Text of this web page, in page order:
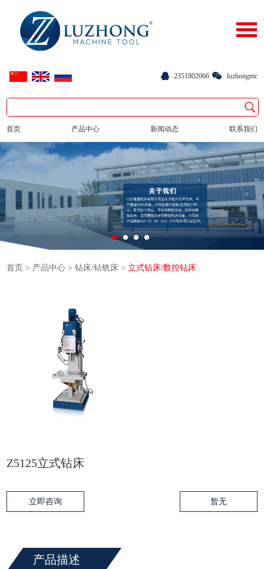
2351802066 luzhongmc
首页 产品中心 新闻动态 联系我们
首页 > 产品中心 >钻床/钻铣床 > 立式钻床/数控钻床
Z5125立式钻床
立即咨询 暂无
产品描述